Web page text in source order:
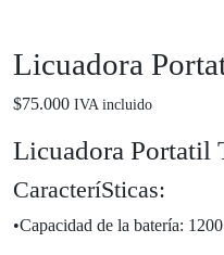
Licuadora
$75.000 IVA incluido
Licuadora Portatil
CaracteríSticas:
•Capacidad de la batería: